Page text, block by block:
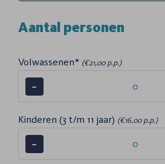
Aantal personen
Volwassenen* (€21,00 p.p.)
−
Kinderen (3 t/m 11 jaar) (€16,00 p.p.)
−